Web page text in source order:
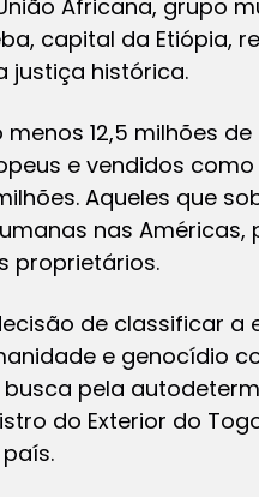
Africana, grupo
capital da Etiópia,
justiça histórica.
menos 12,5 milhões
e vendidos
Aqueles que
nas Américas,
proprietários.
de classificar
e genocídio
busca pela
do Exterior do